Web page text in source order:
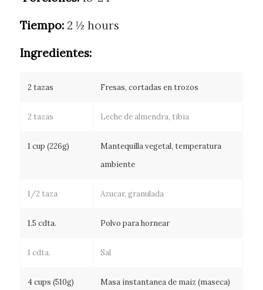
Tiempo:2 ½ hours
Ingredientes:
2 tazas Fresas, cortadas en trozos
2 tazas Leche de almendra, tibia
1 cup (226g)
Mantequilla vegetal, temperatura
ambiente
1/2 taza Azucar, granulada
1.5 cdta. Polvo para hornear
1 cdta. Sal
4 cups (510g) Masa instantanea de maiz (maseca)